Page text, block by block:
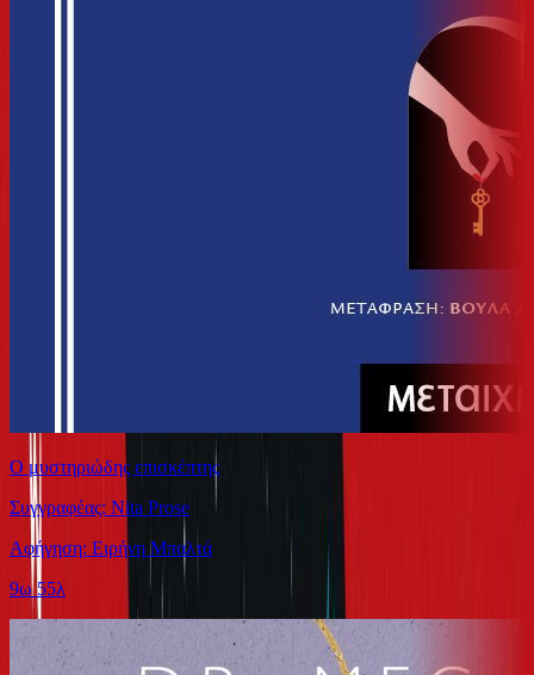
Ο μυστηριώδης επισκέπτης
Συγγραφέας: Nita Prose
Αφήγηση: Ειρήνη Μπαλτά
9ω 55λ